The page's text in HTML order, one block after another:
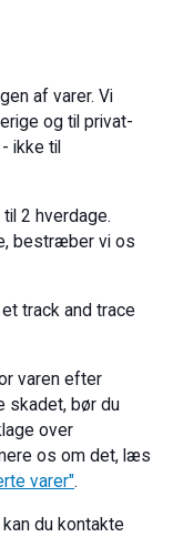
af varer. Vi
og til privat-
ikke til
2 hverdage.
bestræber vi os
track and trace
varen efter
skadet, bør du
over
os om det, læs
varer".
du kontakte